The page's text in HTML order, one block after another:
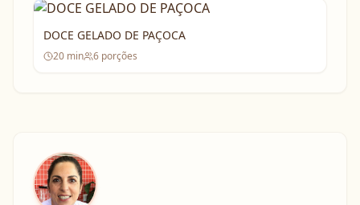
DOCE GELADO DE PAÇOCA
20 min 6 porções